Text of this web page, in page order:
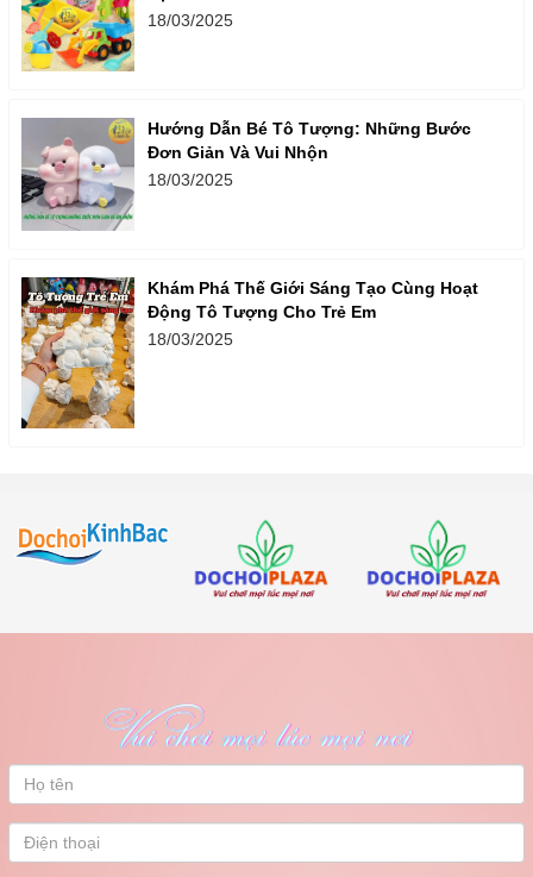
18/03/2025
Hướng Dẫn Bé Tô Tượng: Những Bước
Đơn Giản Và Vui Nhộn
18/03/2025
Khám Phá Thế Giới Sáng Tạo Cùng Hoạt
Động Tô Tượng Cho Trẻ Em
18/03/2025